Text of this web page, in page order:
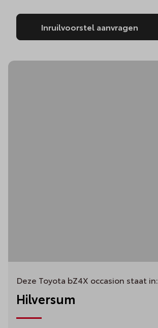
Inruilvoorstel aanvragen
Deze Toyota bZ4X occasion staat in:
Hilversum